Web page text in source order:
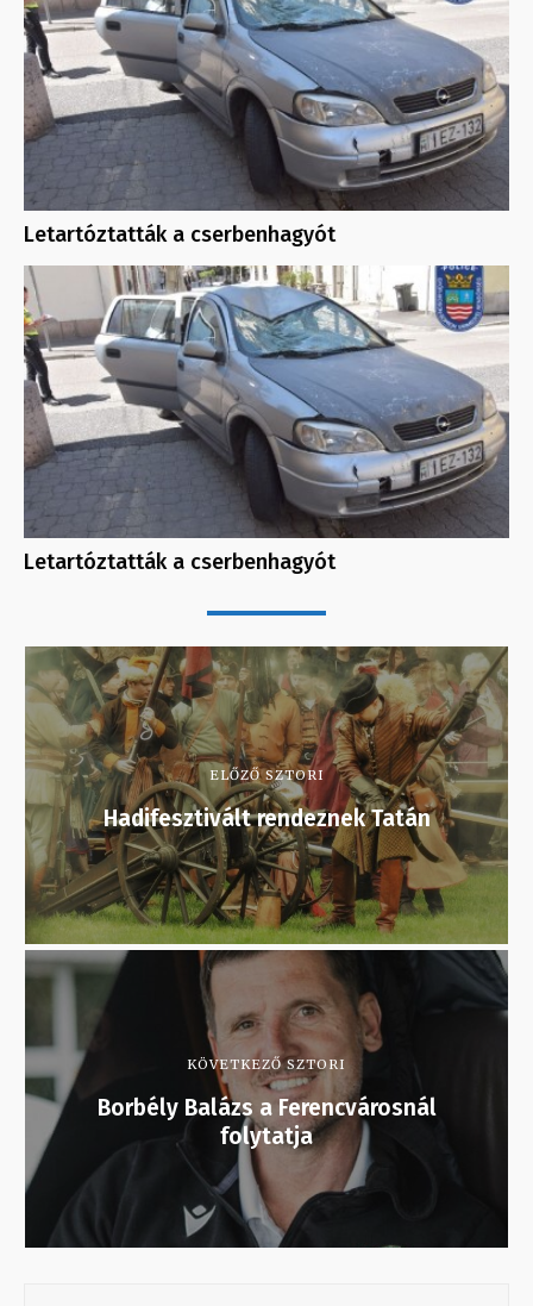
Letartóztatták a cserbenhagyót
Letartóztatták a cserbenhagyót
ELŐZŐ SZTORI
Hadifesztivált rendeznek Tatán
KÖVETKEZŐ SZTORI
Borbély Balázs a Ferencvárosnál
folytatja